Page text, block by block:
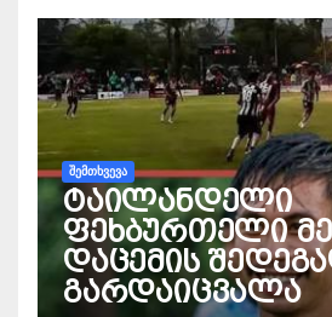
ᲨᲔᲛᲗᲮᲕᲔᲕᲐ
ტაილანდელი
ფეხბურთელი
დაცემის
გარდაიცვალა